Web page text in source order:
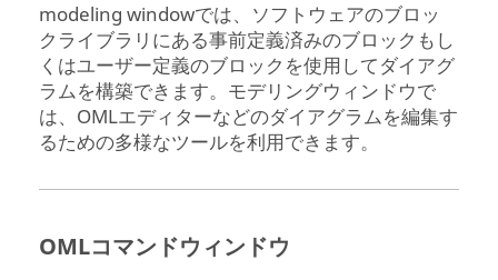
modeling windowでは、ソフトウェアのブロッ
クライブラリにある事前定義済みのブロックもし
くはユーザー定義のブロックを使用してダイアグ
ラムを構築できます。モデリングウィンドウで
は、 OMLエディターなどのダイアグラムを編集す
るための多様なツールを利用できます。
OMLコマンドウィンドウ